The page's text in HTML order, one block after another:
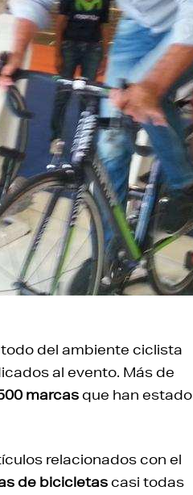
todo del ambiente ciclista
al evento. Más de
marcasque han estado
relacionados con el
de bicicletascasi todas